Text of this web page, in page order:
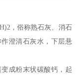
，俗称熟石灰、消石
澄清石灰水，下层悬
成粉末状碳酸钙，起